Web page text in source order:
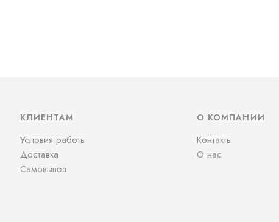
КЛИЕНТАМ
Условия работы
Доставка
Самовывоз
О КОМПАНИИ
Контакты
О нас